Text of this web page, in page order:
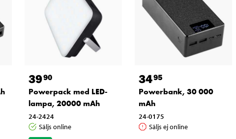
3990
Powerpack med LED-
lampa, 20000 mAh
24-2424
Säljs online
3495
Powerbank, 30 000
mAh
24-0175
Säljs ej online